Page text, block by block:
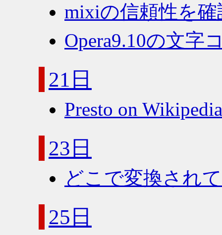
mixiの信頼性を
Opera9.10の文字
21日
Presto on Wikipedia
23日
どこで変換され
25日